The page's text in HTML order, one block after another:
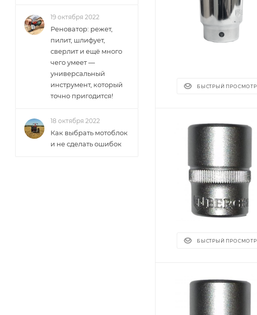
БЫСТРЫЙ ПРОСМОТР
БЫСТРЫЙ ПРОСМОТР
19 октября 2022
Реноватор: режет,
пилит, шлифует,
сверлит и ещё много
чего умеет —
универсальный
инструмент, который
точно пригодится!
18 октября 2022
Как выбрать мотоблок
и не сделать ошибок